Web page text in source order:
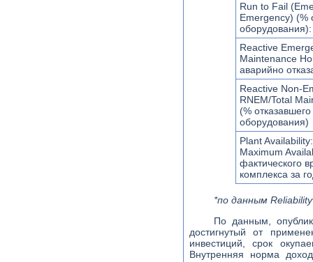
Run to Fail
Emergency) (%
оборудования):
Reactive
Maintenance
аварийно
Reactive Non-
RNEM/Total
(%
оборудования)
Plant
Maximum
фактического
комплекса за
*по данным
По данным,
достигнутый от
инвестиций, срок
Внутренняя норма